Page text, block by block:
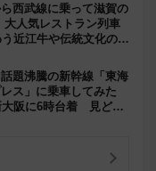
西武線に乗って滋賀の
大人気レストラン列車
う近江牛や伝統文化の特
題沸騰の新幹線「東海
ス」に乗車してみた
大阪に6時台着 見どこ